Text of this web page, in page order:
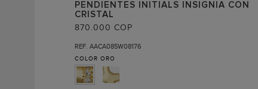
PENDIENTES INITIALS INSIGNIA CON
CRISTAL
870.000 COP
REF. AACA085W08176
COLOR ORO